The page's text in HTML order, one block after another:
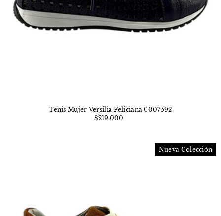
Tenis Mujer Versilia Feliciana 0007592
$219.000
Nueva Colección